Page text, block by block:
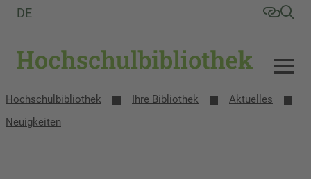
DE
Hochschulbibliothek Ihre Bibliothek
Aktuelles
Neuigkeiten